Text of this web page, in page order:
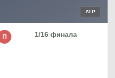
ATP
1/16 финала
П